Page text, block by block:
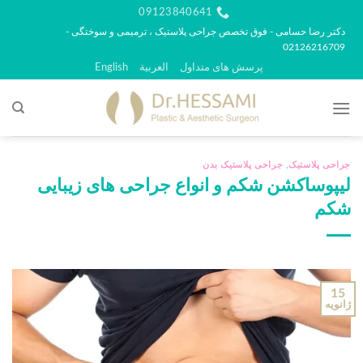
محتوا
09123840641
دکتر رضا حسامی - فوق تخصص جراحی پلاستیک ، ترمیمی و سوختگی -
02126216709
پرسش های متداول العربية English
جراحی پلاستیک جراحی پلاستیک بدن
لیپوساکشن شکم و انواع جراحی های زیبایی
شکم
15
ژانویه